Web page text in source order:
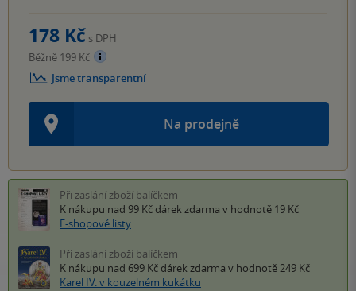
Na prodejně
178 Kč s DPH
Běžně 199 Kč
Jsme transparentní
Při zaslání zboží balíčkem
K nákupu nad 99 Kč dárek zdarma v hodnotě 19 Kč
E-shopové listy
Při zaslání zboží balíčkem
K nákupu nad 699 Kč dárek zdarma v hodnotě 249 Kč
Karel IV. v kouzelném kukátku